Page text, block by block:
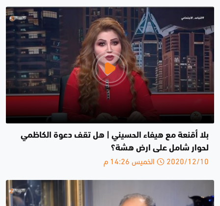
بلا أقنعة مع هيفاء الحسيني | هل تقف دعوة الكاظمي
لحوار شامل على ارض هشة؟
2020/12/10 الخميس 14:26 م